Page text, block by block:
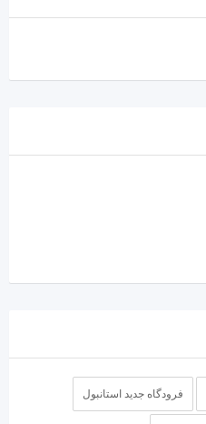
فرودگاه جدید استانبول